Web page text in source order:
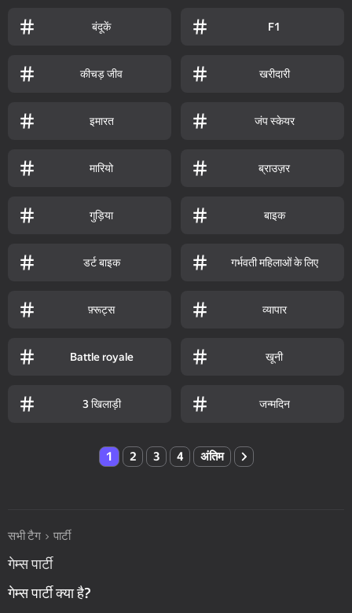
बंदूकें F1
कीचड़ जीव खरीदारी
इमारत जंप स्केयर
मारियो ब्राउज़र
गुड़िया बाइक
डर्ट बाइक गर्भवती महिलाओं के लिए
फ़्रूट्स व्यापार
Battle royale खूनी
3 खिलाड़ी जन्मदिन
1 2 3 4 अंतिम
सभी टैग पार्टी
गेम्स पार्टी
गेम्स पार्टी क्या है?